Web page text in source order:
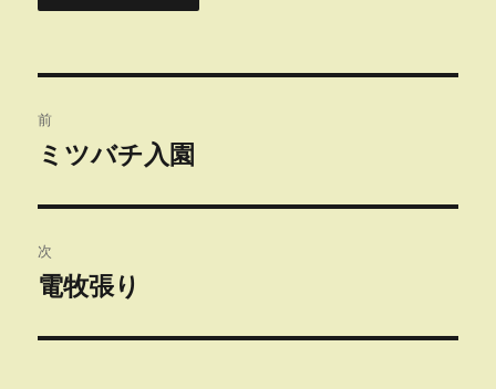
稿
ビ
ゲ
ー
前
前
投
稿:
ミツバチ入園
次
次
投
電牧張り